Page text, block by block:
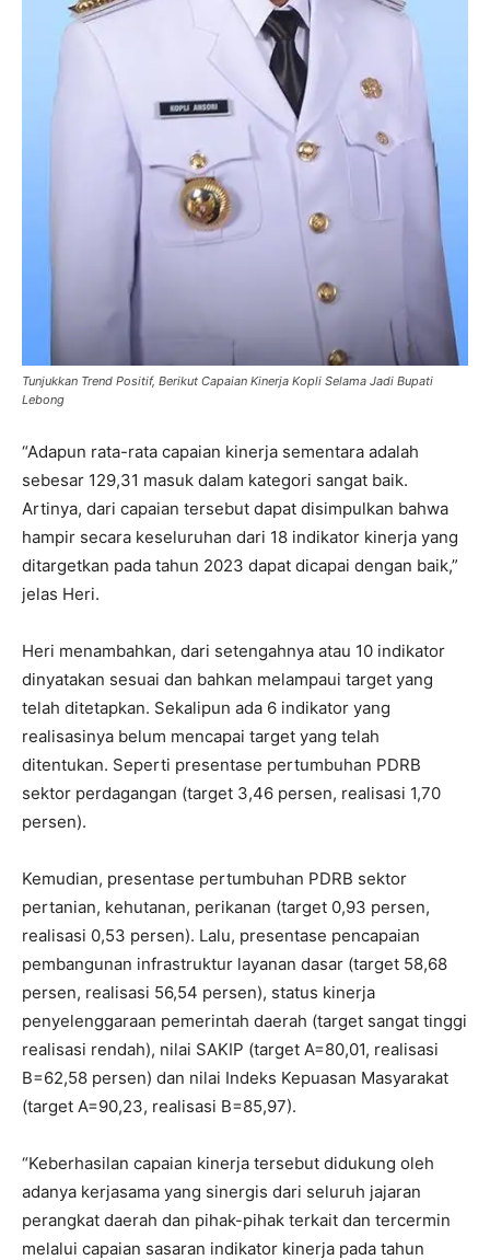
Tunjukkan Trend Positif, Berikut Capaian Kinerja Kopli Selama Jadi Bupati
Lebong
“Adapun rata-rata capaian kinerja sementara adalah
sebesar 129,31 masuk dalam kategori sangat baik.
Artinya, dari capaian tersebut dapat disimpulkan bahwa
hampir secara keseluruhan dari 18 indikator kinerja yang
ditargetkan pada tahun 2023 dapat dicapai dengan baik,”
jelas Heri.
Heri menambahkan, dari setengahnya atau 10 indikator
dinyatakan sesuai dan bahkan melampaui target yang
telah ditetapkan. Sekalipun ada 6 indikator yang
realisasinya belum mencapai target yang telah
ditentukan. Seperti presentase pertumbuhan PDRB
sektor perdagangan (target 3,46 persen, realisasi 1,70
persen).
Kemudian, presentase pertumbuhan PDRB sektor
pertanian, kehutanan, perikanan (target 0,93 persen,
realisasi 0,53 persen). Lalu, presentase pencapaian
pembangunan infrastruktur layanan dasar (target 58,68
persen, realisasi 56,54 persen), status kinerja
penyelenggaraan pemerintah daerah (target sangat tinggi
realisasi rendah), nilai SAKIP (target A=80,01, realisasi
B=62,58 persen) dan nilai Indeks Kepuasan Masyarakat
(target A=90,23, realisasi B=85,97).
“Keberhasilan capaian kinerja tersebut didukung oleh
adanya kerjasama yang sinergis dari seluruh jajaran
perangkat daerah dan pihak-pihak terkait dan tercermin
melalui capaian sasaran indikator kinerja pada tahun